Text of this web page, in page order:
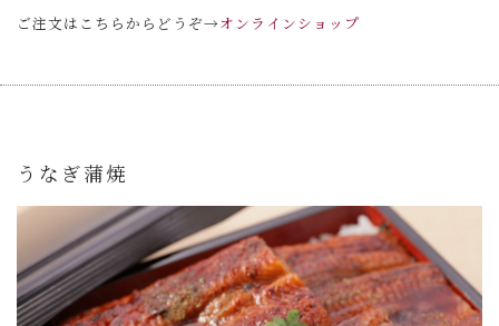
ご注文はこちらからどうぞ→オンラインショップ
うなぎ蒲焼